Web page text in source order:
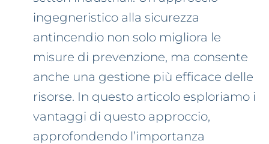
ingegneristico alla sicurezza
antincendio non solo migliora le
misure di prevenzione, ma consente
anche una gestione più efficace delle
risorse. In questo articolo esploriamo i
vantaggi di questo approccio,
approfondendo l’importanza